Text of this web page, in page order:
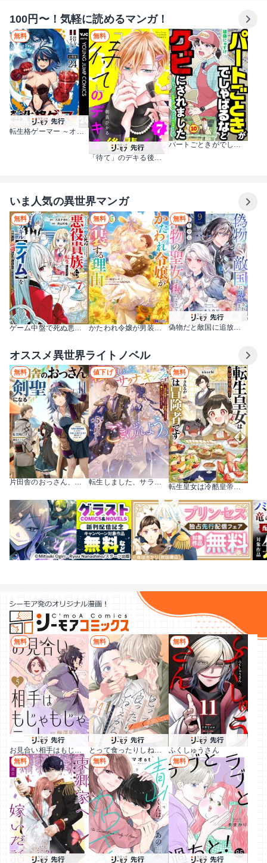
100円〜！気軽に読めるマンガ！
無料
転生格ゲーマー ～オジでも勝てる異世界攻略～ 分冊版
無料
「待て」のデキる後輩くん【マイクロ】
パートごときがでしゃばるなとクビにされました～このスーパー、私達で回してましたが大丈夫ですか？～【単話】
いま人気の異世界マンガ
無料
ゲーム中盤で死ぬ悪役貴族に転生したので、外れスキル【テイム】を駆使して最強を目指してみた
無料
かたわれ令嬢が男装する理由（コミック）
無料
偽物だと敵国に追放されましたが、どうやら本物の聖女は私のようです。
オススメ異世界ライトノベル
無料
片田舎のおっさん、剣聖になる ～ただの田舎の剣術師範だったのに、大成した弟子たちが俺を放ってくれない件～
値下げ
転生しました、サラナ・キンジェです。ごきげんよう。
無料
転生皇女は冷酷皇帝陛下に溺愛されるが夢は冒険者です！
無料
お見合い相手はもじゃもじゃニート
無料
とって食ったりしねぇから～元ヤンくんとの恋事情～
無料
ふくしゅうさん
無料 無料 無料